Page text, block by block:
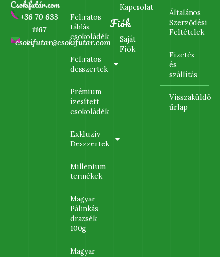
+36 70 633
1167
csokifutar@csokifutar.com
Feliratos
táblás
csokoládék
Feliratos
desszertek
Prémium
ízesített
csokoládék
Exkluzív
Deszzertek
Millenium
termékek
Magyar
Pálinkás
drazsék
100g
Magyar
Kapcsolat
Fiók
Saját
Fiók
Általános
Szerződési
Feltételek
Fizetés
és
szállítás
Visszaküldő
űrlap